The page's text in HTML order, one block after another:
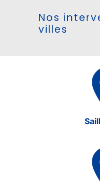
Nos
villes